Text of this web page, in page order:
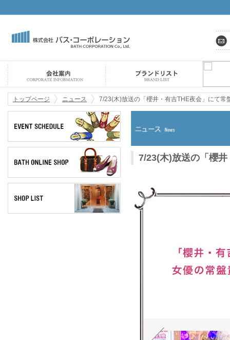
トップページ ニュース 7/23(木)放送の「櫻井・有吉THE夜会」にて常
7/23(木)放送の「櫻